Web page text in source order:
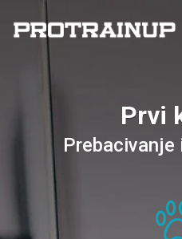
Prvi
Prebacivanje